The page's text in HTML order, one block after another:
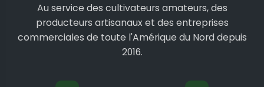
Au service des cultivateurs amateurs, des
producteurs artisanaux et des entreprises
commerciales de toute l'Amérique du Nord depuis
2016.